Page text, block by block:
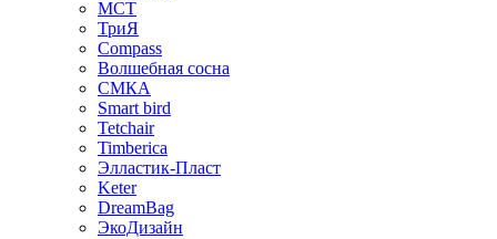
МСТ
ТриЯ
Compass
Волшебная сосна
СМКА
Smart bird
Tetchair
Timberica
Элластик-Пласт
Keter
DreamBag
ЭкоДизайн